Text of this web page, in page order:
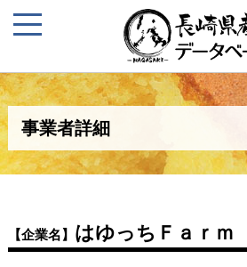
事業者詳細
【企業名】 はゆっちＦａｒｍ